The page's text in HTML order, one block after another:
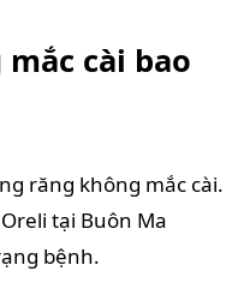
cài bao
răng không mắc cài.
tại Buôn Ma
bệnh.